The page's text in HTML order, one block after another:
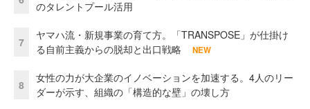
のタレントプール活用
7
ヤマハ流・新規事業の育て方。「TRANSPOSE」が仕掛け
る自前主義からの脱却と出口戦略
NEW
8
女性の力が大企業のイノベーションを加速する。4人のリー
ダーが示す、組織の「構造的な壁」の壊し方